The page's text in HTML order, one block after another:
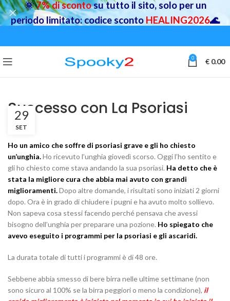
0 € 0.00
Successo con La Psoriasi
29
SET
Ho un amico che soffre di psoriasi grave e gli ho chiesto
un’unghia.Ho ricevuto l’unghia giovedì scorso. Oggi l’ho sentito e
gli ho chiesto come stava andando la sua psoriasi. Ha detto che è
stata la migliore cura che abbia mai avuto con grandi
miglioramenti.Dopo altre domande, i risultati sono iniziati 2 giorni
dopo. Ora è in grado di chiudere i pugni e ha avuto molto sollievo.
Non sapeva cosa stessi facendo perché pensava che avessi
bisogno dell’unghia per preparare una pozione. Ho spiegato che
avevo eseguito i programmi per la psoriasi e gli ascaridi.
La durata totale di tutti i programmi è di 48 ore.
Sebbene abbia smesso di bere birra nelle ultime settimane (non
sono sicuro al 100% se la birra peggiori o meno la condizione), il
🌞7% di scontosu tutto il sito, solo per un
periodo limitato: codice sconto HEALING2026🌊